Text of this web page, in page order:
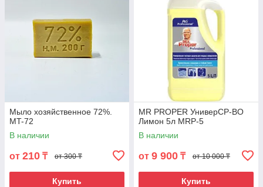
Мыло хозяйственное 72%.
MT-72
В наличии
от 210 ₸ от 300 ₸
Купить
MR PROPER УниверСР-ВО
Лимон 5л MRP-5
В наличии
от 9 900 ₸ от 10 000 ₸
Купить